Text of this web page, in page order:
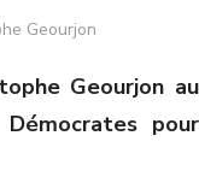
Geourjon
Geourjon au
pour